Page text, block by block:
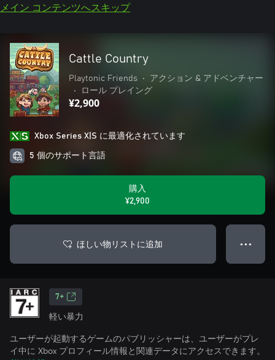
メイン コンテンツへスキップ
Cattle Country
Playtonic Friends •
アクション & アドベンチャー
•
ロール プレイング
¥2,900
Xbox Series X|S に最適化されています
5 個のサポート言語
購入
¥2,900
ほしい物リストに追加 ● ● ●
7+
軽い暴力
ユーザーが起動するゲームのパブリッシャーは、ユーザーがプレ
イ中に Xbox プロフィール情報と関連データにアクセスできます。